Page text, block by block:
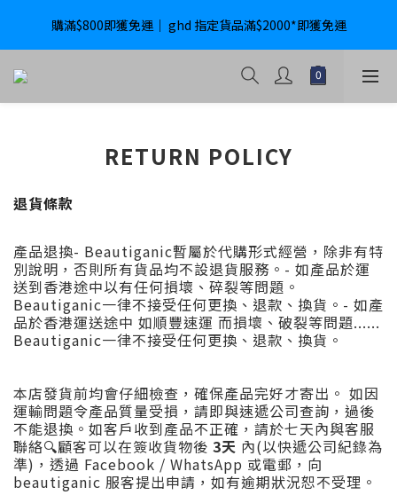
購滿$800即獲免運｜ ghd 指定貨品滿$2000*即獲免運
購滿$800即獲免運｜ ghd 指定貨品滿$2000*即獲免運
International Delivery Available ｜ Shop above HK$4800 Free
RETURN POLICY
退貨條款
產品退換- Beautiganic暫屬於代購形式經營，除非有特
別說明，否則所有貨品均不設退貨服務。- 如產品於運
送到香港途中以有任何損壞、碎裂等問題。
Beautiganic一律不接受任何更換、退款、換貨。- 如產
品於香港運送途中 如順豐速運 而損壞、破裂等問題......
Beautiganic一律不接受任何更換、退款、換貨。
本店發貨前均會仔細檢查，確保產品完好才寄出。 如因
運輸問題令產品質量受損，請即與速遞公司查詢，過後
不能退換。如客戶收到產品不正確，請於七天內與客服
聯絡🔍顧客可以在簽收貨物後 3天 內(以快遞公司紀錄為
準)，透過 Facebook / WhatsApp 或電郵，向
beautiganic 服客提出申請，如有逾期狀況恕不受理。